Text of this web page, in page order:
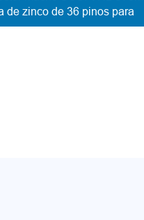
de zinco de 36 pinos para
de cabo com parafuso